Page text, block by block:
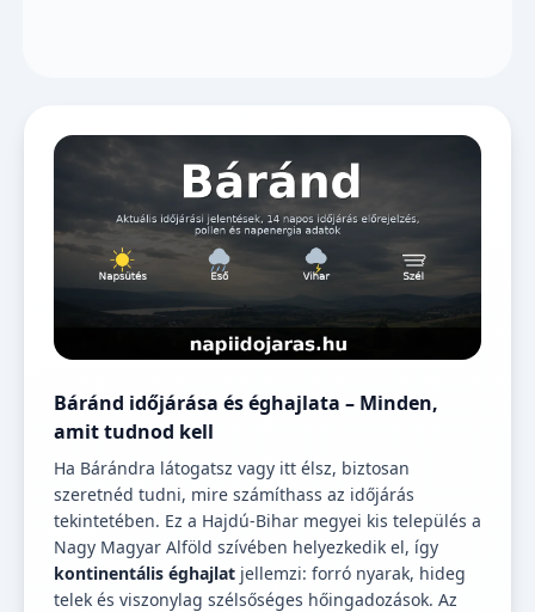
Báránd időjárása és éghajlata – Minden,
amit tudnod kell
Ha Bárándra látogatsz vagy itt élsz, biztosan
szeretnéd tudni, mire számíthass az időjárás
tekintetében. Ez a Hajdú-Bihar megyei kis település a
Nagy Magyar Alföld szívében helyezkedik el, így
kontinentális éghajlat jellemzi: forró nyarak, hideg
telek és viszonylag szélsőséges hőingadozások. Az